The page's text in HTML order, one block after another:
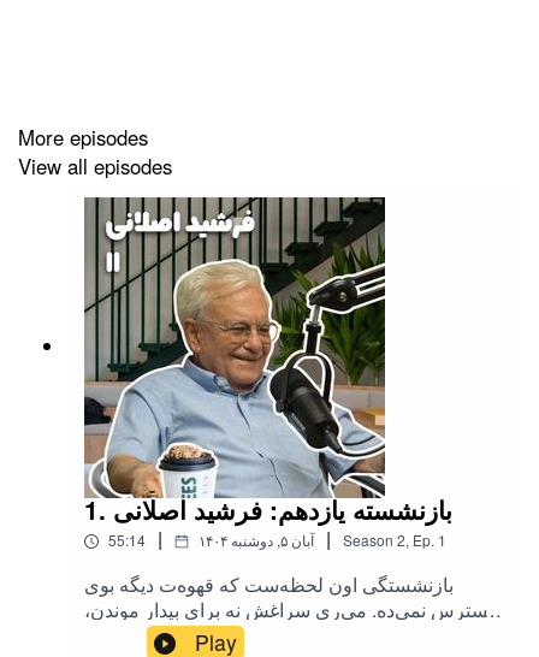
More episodes
View all episodes
1. بازنشسته یازدهم: فرشید اصلانی
55:14 | ۱۴۰۴ آبان ۵, دوشنبه | Season 2, Ep. 1
بازنشستگی اون لحظه‌ست که قهوه‌ت دیگه بوی
استرس نمی‌ده. می‌ری سراغش نه برای بیدار موندن،
برای لذت بردن. نه کاری هست، نه عجله‌ای، نه تقویمی
Play